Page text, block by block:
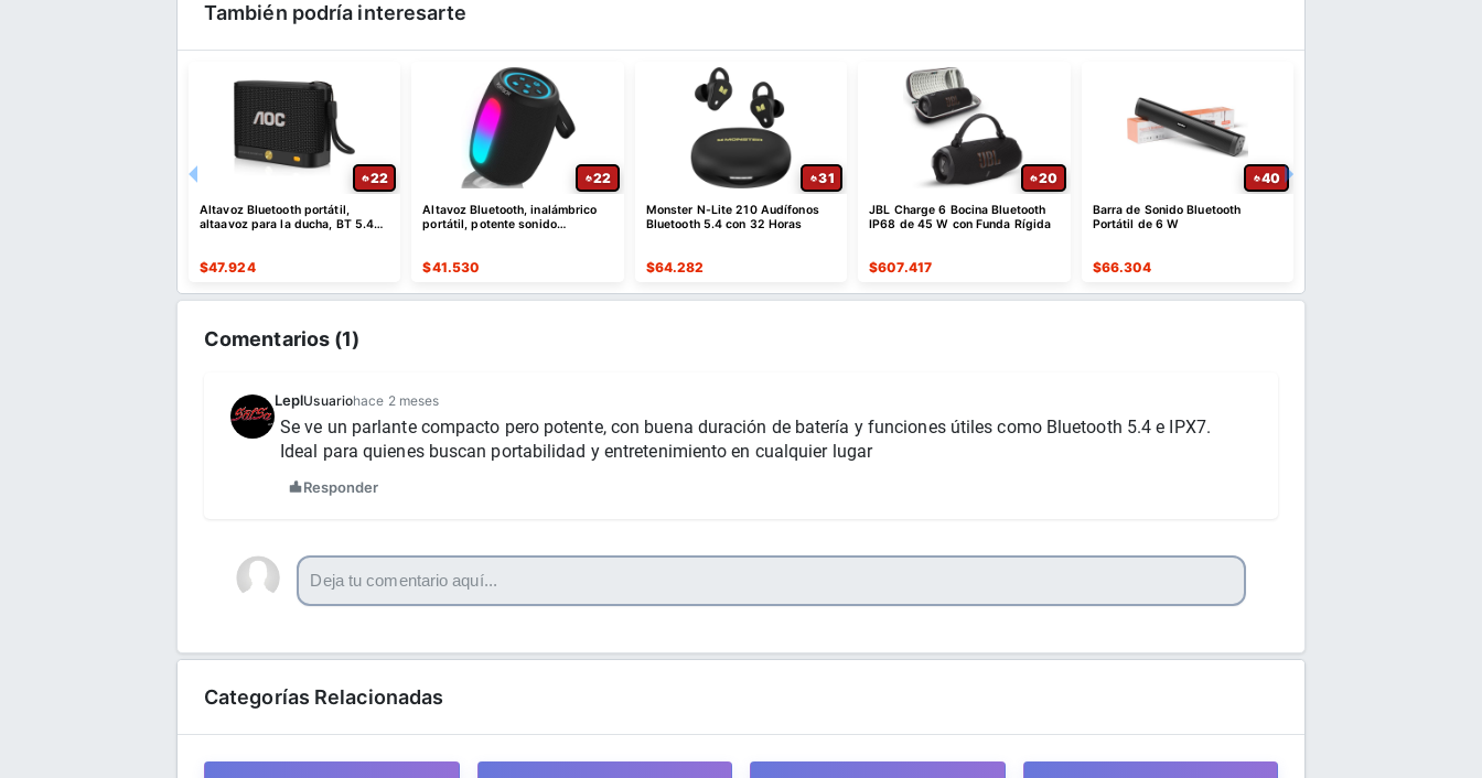
También podría interesarte
22
Altavoz Bluetooth portátil,
altaavoz para la ducha, BT 5.4
$47.924
22
Altavoz Bluetooth, inalámbrico
portátil, potente sonido
$41.530
31
Monster N-Lite 210 Audífonos
Bluetooth 5.4 con 32 Horas
$64.282
20
JBL Charge 6 Bocina Bluetooth
IP68 de 45 W con Funda Rígida
$607.417
40
Barra de Sonido Bluetooth
Portátil de 6 W
$66.304
Comentarios (1)
LeplUsuariohace 2 meses
Se ve un parlante compacto pero potente, con buena duración de batería y funciones útiles como Bluetooth 5.4 e IPX7.
Ideal para quienes buscan portabilidad y entretenimiento en cualquier lugar
Responder
Categorías Relacionadas